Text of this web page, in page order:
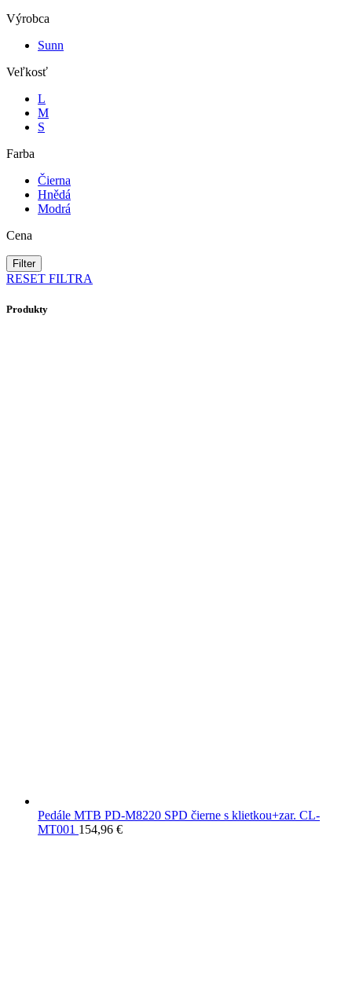
Výrobca
Sunn
Veľkosť
L
M
S
Farba
Čierna
Hnědá
Modrá
Cena
Filter
RESET FILTRA
Produkty
Pedále MTB PD-M8220 SPD čierne s klietkou+zar. CL-
MT001 154,96 €